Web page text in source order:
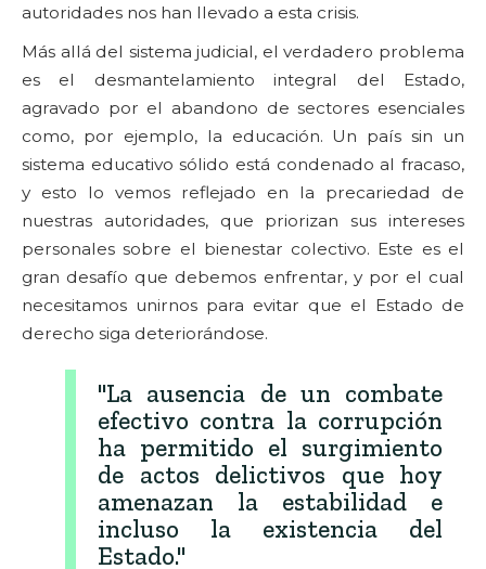
autoridades nos han llevado a esta crisis.
Más allá del sistema judicial, el verdadero problema
es el desmantelamiento integral del Estado,
agravado por el abandono de sectores esenciales
como, por ejemplo, la educación. Un país sin un
sistema educativo sólido está condenado al fracaso,
y esto lo vemos reflejado en la precariedad de
nuestras autoridades, que priorizan sus intereses
personales sobre el bienestar colectivo. Este es el
gran desafío que debemos enfrentar, y por el cual
necesitamos unirnos para evitar que el Estado de
derecho siga deteriorándose.
"La ausencia de un combate
efectivo contra la corrupción
ha permitido el surgimiento
de actos delictivos que hoy
amenazan la estabilidad e
incluso la existencia del
Estado."